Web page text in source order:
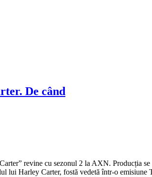
De când
revine cu sezonul 2 la AXN. Producția
lui Harley Carter, fostă vedetă într-o